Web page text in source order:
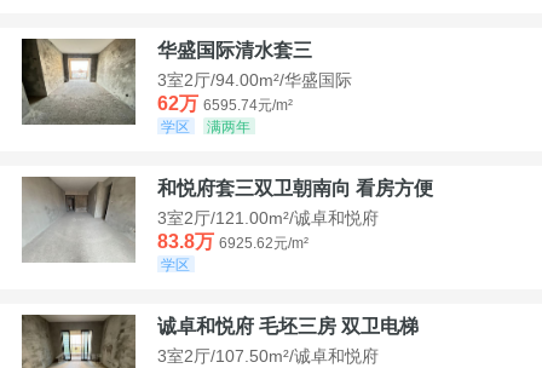
华盛国际清水套三
3室2厅/94.00m²/华盛国际
62万 6595.74元/m²
学区
满两年
和悦府套三双卫朝南向 看房方便
3室2厅/121.00m²/诚卓和悦府
83.8万 6925.62元/m²
学区
诚卓和悦府 毛坯三房 双卫电梯
3室2厅/107.50m²/诚卓和悦府